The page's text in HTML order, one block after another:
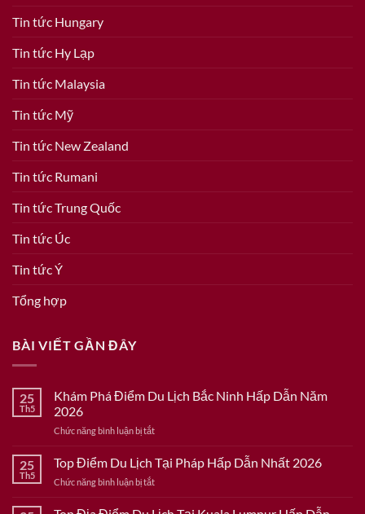
Tin tức Hungary
Tin tức Hy Lạp
Tin tức Malaysia
Tin tức Mỹ
Tin tức New Zealand
Tin tức Rumani
Tin tức Trung Quốc
Tin tức Úc
Tin tức Ý
Tổng hợp
BÀI VIẾT GẦN ĐÂY
25
Th5
Khám Phá Điểm Du Lịch Bắc Ninh Hấp Dẫn Năm
2026
Chức năng bình luận bị tắtở
Phá
Điểm
Du
25
Th5
Top Điểm Du Lịch Tại Pháp Hấp Dẫn Nhất 2026
Chức năng bình luận bị tắtở
Điểm